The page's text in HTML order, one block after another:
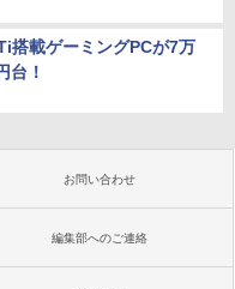
搭載ゲーミングPCが7万
台！
お問い合わせ
編集部へのご連絡